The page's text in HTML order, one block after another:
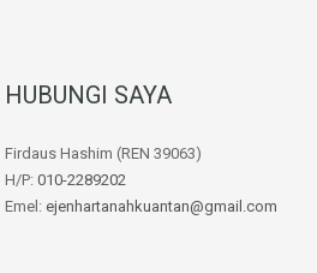
HUBUNGI SAYA
Firdaus Hashim (REN 39063)
H/P: 010-2289202
Emel: ejenhartanahkuantan@gmail.com